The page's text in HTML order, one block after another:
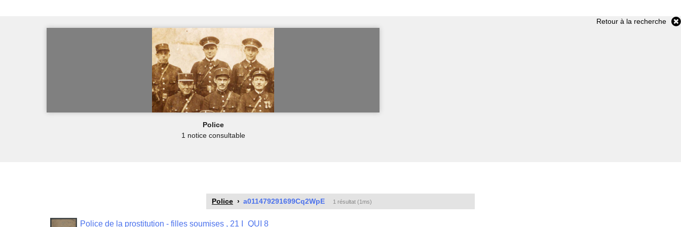
Retour à la recherche
Police
1 notice consultable
Police a011479291699Cq2WpE 1 résultat (1ms)
Police de la prostitution - filles soumises , 21 I_QUI 8